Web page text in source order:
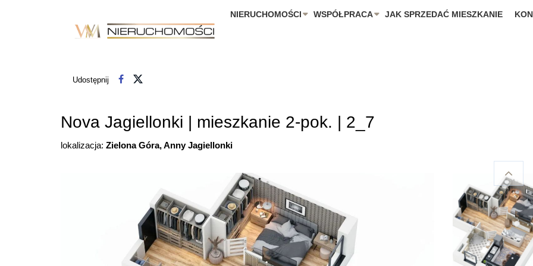
NIERUCHOMOŚCI WSPÓŁPRACA JAK SPRZEDAĆ MIESZKANIE
Udostępnij
Nova Jagiellonki | mieszkanie 2-pok. | 2_7
lokalizacja: Zielona Góra, Anny Jagiellonki